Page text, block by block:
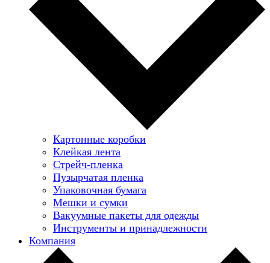
Картонные коробки
Клейкая лента
Стрейч-пленка
Пузырчатая пленка
Упаковочная бумага
Мешки и сумки
Вакуумные пакеты для одежды
Инструменты и принадлежности
Компания